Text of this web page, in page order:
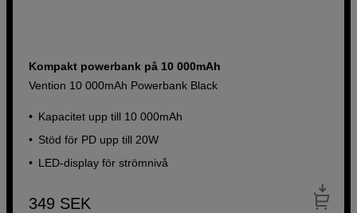
Kompakt powerbank på 10 000mAh
Vention 10 000mAh Powerbank Black
Kapacitet upp till 10 000mAh
Stöd för PD upp till 20W
LED-display för strömnivå
349 SEK